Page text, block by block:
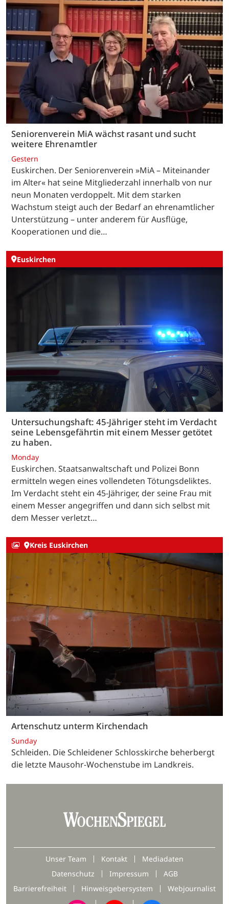
Seniorenverein MiA wächst rasant und sucht
weitere Ehrenamtler
Gestern
Euskirchen. Der Seniorenverein »MiA – Miteinander
im Alter« hat seine Mitgliederzahl innerhalb von nur
neun Monaten verdoppelt. Mit dem starken
Wachstum steigt auch der Bedarf an ehrenamtlicher
Unterstützung – unter anderem für Ausflüge,
Kooperationen und die…
Euskirchen
Untersuchungshaft: 45-Jähriger steht im Verdacht
seine Lebensgefährtin mit einem Messer getötet
zu haben.
Monday
Euskirchen. Staatsanwaltschaft und Polizei Bonn
ermitteln wegen eines vollendeten Tötungsdeliktes.
Im Verdacht steht ein 45-Jähriger, der seine Frau mit
einem Messer angegriffen und dann sich selbst mit
dem Messer verletzt…
Kreis Euskirchen
Artenschutz unterm Kirchendach
Sunday
Schleiden. Die Schleidener Schlosskirche beherbergt
die letzte Mausohr-Wochenstube im Landkreis.
Unser Team Kontakt
Mediadaten
Datenschutz
Impressum
AGB
Barrierefreiheit
Hinweisgebersystem Webjournalist